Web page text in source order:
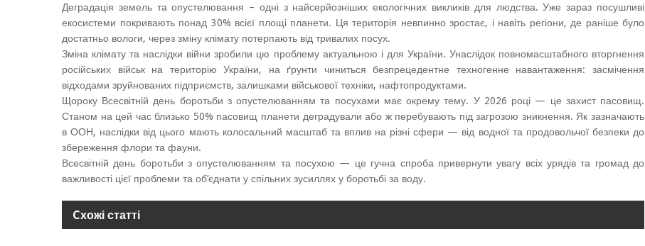
Деградація земель та опустелювання – одні з найсерйозніших екологічних викликів для людства. Уже зараз посушливі
екосистеми покривають понад 30% всієї площі планети. Ця територія невпинно зростає, і навіть регіони, де раніше було
достатньо вологи, через зміну клімату потерпають від тривалих посух.
Зміна клімату та наслідки війни зробили цю проблему актуальною і для України. Унаслідок повномасштабного вторгнення
російських військ на територію України, на ґрунти чиниться безпрецедентне техногенне навантаження: засмічення
відходами зруйнованих підприємств, залишками військової техніки, нафтопродуктами.
Щороку Всесвітній день боротьби з опустелюванням та посухами має окрему тему. У 2026 році — це захист пасовищ.
Станом на цей час близько 50% пасовищ планети деградували або ж перебувають під загрозою зникнення. Як зазначають
в ООН, наслідки від цього мають колосальний масштаб та вплив на різні сфери — від водної та продовольчої безпеки до
збереження флори та фауни.
Всесвітній день боротьби з опустелюванням та посухою — це гучна спроба привернути увагу всіх урядів та громад до
важливості цієї проблеми та об’єднати у спільних зусиллях у боротьбі за воду.
Cхожі статті